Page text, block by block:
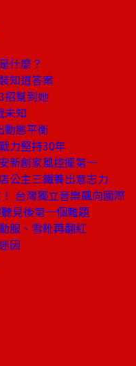
什麼？
知道答案
招幫到她
知
態平衡
力堅持30年
新創家風控擺第一
公主三鐵養出意志力
台灣獨立音樂飆向國際
見後第一個難題
服、雪靴再翻紅
因